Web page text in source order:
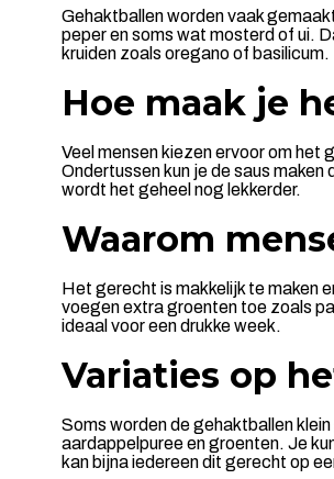
Gehaktballen worden vaak
peper en soms wat mosterd of ui.
kruiden zoals oregano of basilicum.
Hoe maak je
Veel mensen kiezen ervoor om het
Ondertussen kun je de saus
wordt het geheel nog lekkerder.
Waarom
Het gerecht is makkelijk te maken
voegen extra groenten toe zoals
ideaal voor een drukke week.
Variaties op
Soms worden de gehaktballen
aardappelpuree en groenten. Je
kan bijna iedereen dit gerecht op